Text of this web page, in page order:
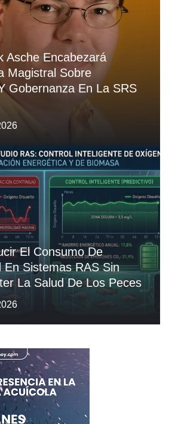
Asche Encabezará
Magistral Sobre
Gobernanza En La SRS
El Consumo De
En Sistemas RAS Sin
La Salud De Los Peces